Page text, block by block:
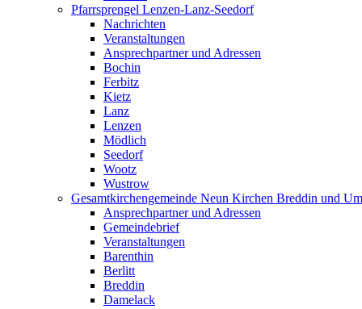
Pfarrsprengel Lenzen-Lanz-Seedorf
Nachrichten
Veranstaltungen
Ansprechpartner und Adressen
Bochin
Ferbitz
Kietz
Lanz
Lenzen
Mödlich
Seedorf
Wootz
Wustrow
Gesamtkirchengemeinde Neun Kirchen Breddin und
Ansprechpartner und Adressen
Gemeindebrief
Veranstaltungen
Barenthin
Berlitt
Breddin
Damelack